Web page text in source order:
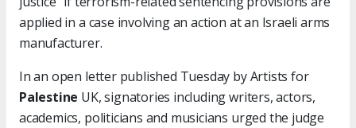
applied in a case involving an action at an Israeli arms
manufacturer.
In an open letter published Tuesday by Artists for
Palestine UK, signatories including writers, actors,
academics, politicians and musicians urged the judge